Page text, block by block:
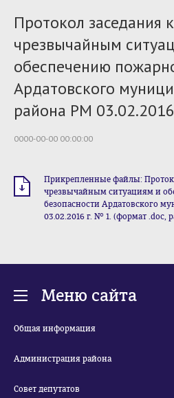
Протокол заседания
чрезвычайным
обеспечению
Ардатовского
района РМ
0000-00-00 00:00:00
Прикрепленные файлы:
чрезвычайным ситуациям и
безопасности Ардатовского
03.02.2016 г. № 1. (формат .doc,
Меню сайта
Общая информация
Администрация района
Совет депутатов